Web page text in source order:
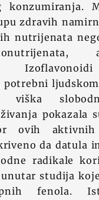
konzumiranja.
zdravih
nutrijenata
viška
pokazala
ovih aktivnih
da datula
radikale
studija
fenola.